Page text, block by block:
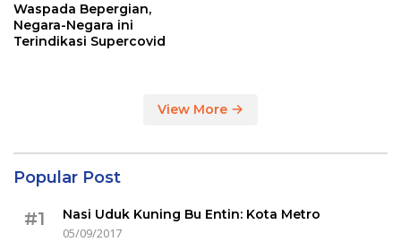
Waspada Bepergian,
Negara-Negara ini
Terindikasi Supercovid
View More
Popular Post
#1
Nasi Uduk Kuning Bu Entin: Kota Metro
05/09/2017